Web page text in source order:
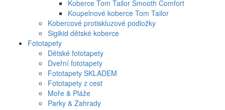
Koberce Tom Tailor Smooth Comfort
Koupelnové koberce Tom Tailor
Kobercové protiskluzové podložky
Sigikid dětské koberce
Fototapety
Dětské fototapety
Dveřní fototapety
Fototapety SKLADEM
Fototapety z cest
Moře & Pláže
Parky & Zahrady